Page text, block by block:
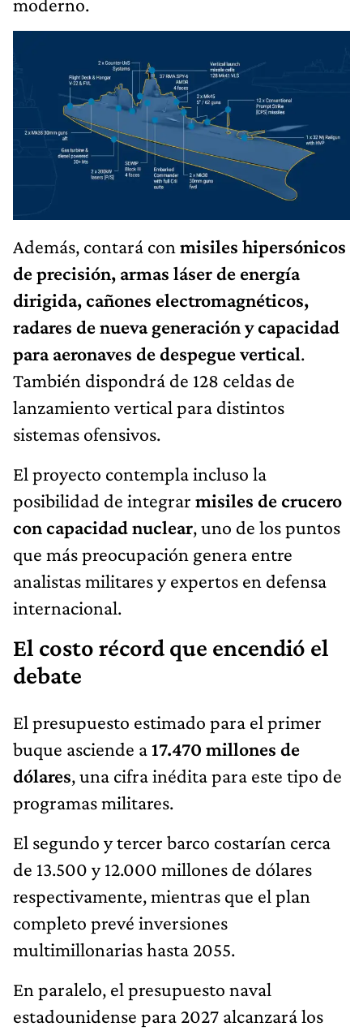
Además, contará con misiles hipersónicos
de precisión, armas láser de energía
dirigida, cañones electromagnéticos,
radares de nueva generación y capacidad
para aeronaves de despegue vertical.
También dispondrá de 128 celdas de
lanzamiento vertical para distintos
sistemas ofensivos.
El proyecto contempla incluso la
posibilidad de integrar misiles de crucero
con capacidad nuclear, uno de los puntos
que más preocupación genera entre
analistas militares y expertos en defensa
internacional.
El costo récord que encendió el
debate
El presupuesto estimado para el primer
buque asciende a17.470 millones de
dólares, una cifra inédita para este tipo de
programas militares.
El segundo y tercer barco costarían cerca
de 13.500 y 12.000 millones de dólares
respectivamente, mientras que el plan
completo prevé inversiones
multimillonarias hasta 2055.
En paralelo, el presupuesto naval
estadounidense para 2027 alcanzará los